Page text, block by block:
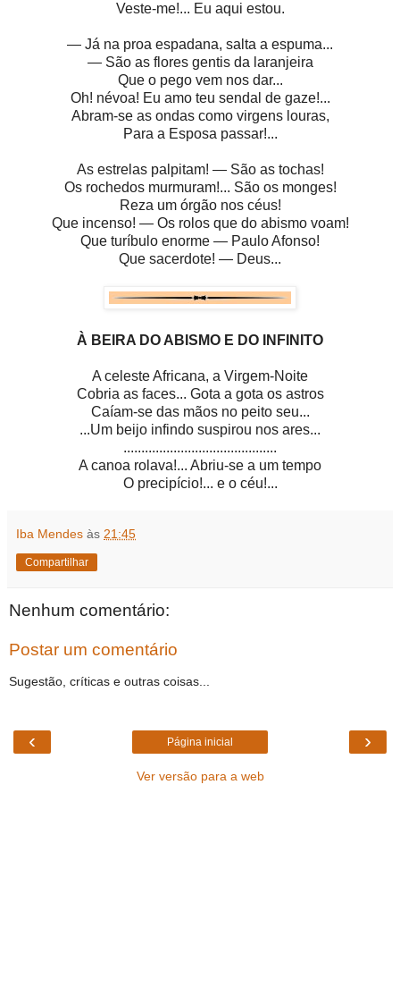
Veste-me!... Eu aqui estou.
— Já na proa espadana, salta a espuma...
— São as flores gentis da laranjeira
Que o pego vem nos dar...
Oh! névoa! Eu amo teu sendal de gaze!...
Abram-se as ondas como virgens louras,
Para a Esposa passar!...
As estrelas palpitam! — São as tochas!
Os rochedos murmuram!... São os monges!
Reza um órgão nos céus!
Que incenso! — Os rolos que do abismo voam!
Que turíbulo enorme — Paulo Afonso!
Que sacerdote! — Deus...
À BEIRA DO ABISMO E DO INFINITO
A celeste Africana, a Virgem-Noite
Cobria as faces... Gota a gota os astros
Caíam-se das mãos no peito seu...
...Um beijo infindo suspirou nos ares...
...........................................
A canoa rolava!... Abriu-se a um tempo
O precipício!... e o céu!...
Iba Mendes às 21:45
Compartilhar
Nenhum comentário:
Postar um comentário
Sugestão, críticas e outras coisas...
‹ ›
Página inicial
Ver versão para a web